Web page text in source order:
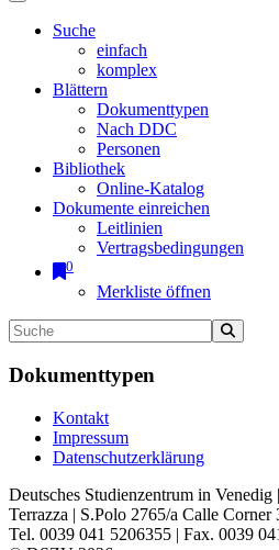
Suche
einfach
komplex
Blättern
Dokumenttypen
Nach DDC
Personen
Bibliothek
Online-Katalog
Dokumente einreichen
Leitlinien
Vertragsbedingungen
0
Merkliste öffnen
Dokumenttypen
Kontakt
Impressum
Datenschutzerklärung
Deutsches Studienzentrum in
Terrazza | S.Polo 2765/a Calle Corner
Tel. 0039 041 5206355 | Fax. 0039